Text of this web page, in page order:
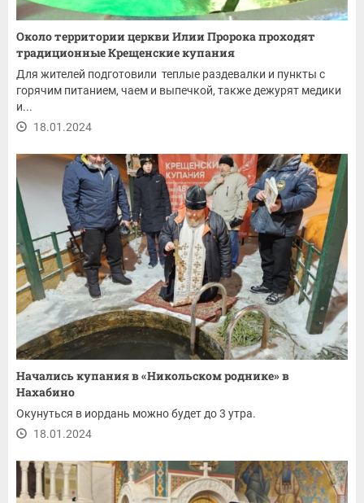
Около территории церкви Илии Пророка проходят
традиционные Крещенские купания
Для жителей подготовили теплые раздевалки и пункты с
горячим питанием, чаем и выпечкой, также дежурят медики
и...
18.01.2024
Начались купания в «Никольском роднике» в
Нахабино
Окунуться в иордань можно будет до 3 утра.
18.01.2024